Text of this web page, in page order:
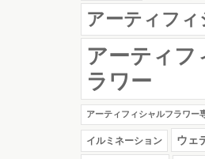
アーティフィ
アーティフ
ラワー
アーティフィシャルフラワー
イルミネーション ウェ